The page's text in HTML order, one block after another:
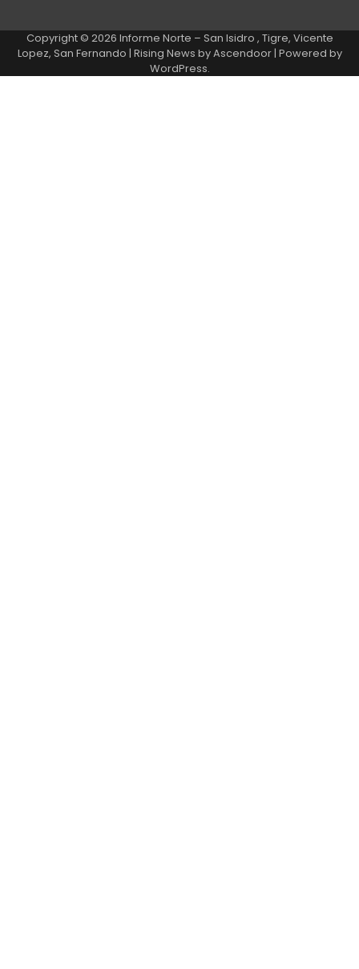
Copyright © 2026 Informe Norte – San Isidro , Tigre, Vicente
Lopez, San Fernando | Rising News byAscendoor| Powered by
WordPress.